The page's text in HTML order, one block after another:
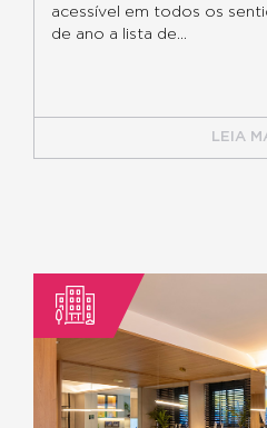
acessível em todos os
de ano a lista de...
LEIA